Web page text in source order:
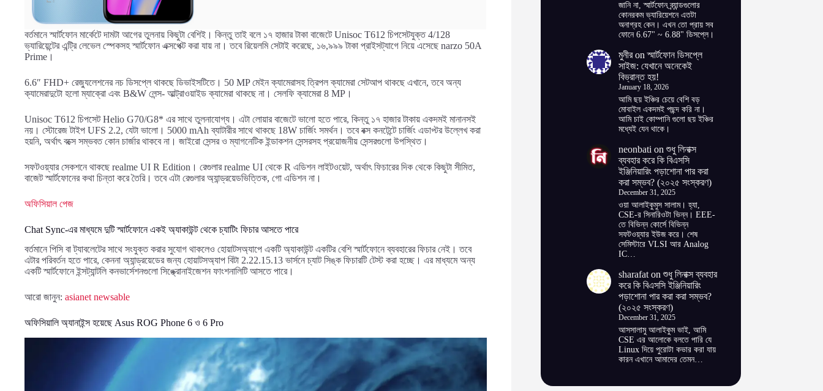
বর্তমানে স্মার্টফোন মার্কেটে দামটা আগের তুলনায় কিছুটা বেশিই। কিন্তু তাই বলে ১৭ হাজার টাকা বাজেটে Unisoc T612 চিপসেটযুক্ত 4/128
ভ্যারিয়েন্টের এন্ট্রি লেভেল স্পেকসহ স্মার্টফোন এক্সপেক্ট করা যায় না। তবে রিয়েলমি সেটাই করেছে, ১৬,৯৯৯ টাকা প্রাইসট্যাগে নিয়ে এসেছে narzo 50A
Prime।
6.6″ FHD+ রেজ্যুলেশনের নচ ডিসপ্লে থাকছে ডিভাইসটিতে। 50 MP মেইন ক্যামেরাসহ ত্রিপল ক্যামেরা সেটআপ থাকছে এখানে, তবে অন্য
ক্যামেরাদুটো হলো ম্যাক্রো এবং B&W লেন্স- আল্ট্রাওয়াইড ক্যামেরা থাকছে না। সেলফি ক্যামেরা 8 MP।
Unisoc T612 চিপসেট Helio G70/G8* এর সাথে তুলনাযোগ্য। এটা লোয়ার বাজেটে ভালো হতে পারে, কিন্তু ১৭ হাজার টাকায় একদমই মানানসই
নয়। স্টোরেজ টাইপ UFS 2.2, যেটা ভালো। 5000 mAh ব্যাটারীর সাথে থাকছে 18W চার্জিং সমর্থন। তবে বক্স কনটেন্টে চার্জিং এডাপ্টর উল্লেখ করা
হয়নি, অর্থাৎ বক্সে সম্ভবত কোন চার্জার থাকবে না। জাইরো সেন্সর ও ম্যাগনেটিক ইন্ডাকশন সেন্সরসহ প্রয়োজনীয় সেন্সরগুলো উপস্থিত।
সফটওয়্যার সেকশনে থাকছে realme UI R Edition। রেগুলার realme UI থেকে R এডিশন লাইটওয়েট, অর্থাৎ ফিচারের দিক থেকে কিছুটা সীমিত,
বাজেট স্মার্টফোনের কথা চিন্তা করে তৈরি। তবে এটা রেগুলার অ্যান্ড্রয়েডভিত্তিক, গো এডিশন না।
অফিসিয়াল পেজ
Chat Sync-এর মাধ্যমে দুটি স্মার্টফোনে একই অ্যাকাউন্ট থেকে চ্যাটিং ফিচার আসতে পারে
বর্তমানে পিসি বা ট্যাবলেটের সাথে সংযুক্ত করার সুযোগ থাকলেও হোয়াটসঅ্যাপে একটি অ্যাকাউন্ট একটির বেশি স্মার্টফোনে ব্যবহারের ফিচার নেই। তবে
এটার পরিবর্তন হতে পারে, কেননা অ্যান্ড্রয়েডের জন্য হোয়াটসঅ্যাপ বিটা 2.22.15.13 ভার্সনে চ্যাট সিঙ্ক ফিচারটি টেস্ট করা হচ্ছে। এর মাধ্যমে অন্য
একটি স্মার্টফোনে ইন্সট্যান্টলি কনভার্সেশনগুলো সিঙ্ক্রোনাইজেশন ফাংশনালিটি আসতে পারে।
আরো জানুন: asianet newsable
অফিসিয়ালি অ্যানাইন্স হয়েছে Asus ROG Phone 6 ও 6 Pro
জানি না, স্মার্টফোন ব্র্যান্ডগুলোর
কোনরকম ভ্যারিয়েশনে এতটা
অনাগ্রহ কেন। এখন তো প্রায় সব
ফোনে 6.67" ~ 6.88" ডিসপ্লে।
মুনীরonস্মার্টফোন ডিসপ্লে
সাইজ: যেখানে অনেকেই
বিভ্রান্ত হয়!
January 18, 2026
আমি ছয় ইঞ্চির চেয়ে বেশি বড়
মোবাইল একদমই পছন্দ করি না।
আমি চাই কোম্পানি গুলো ছয় ইঞ্চির
মধ্যেই যেন থাকে।
neonbati onশুধু লিনাক্স
ব্যবহার করে কি বিএসসি
ইঞ্জিনিয়ারিং পড়াশোনা পার করা
করা সম্ভব? (২০২৫ সংস্করণ)
December 31, 2025
ওয়া আলাইকুমুস সালাম। হ্যা,
CSE-র সিনারিওটা ভিন্ন। EEE-
তে বিভিন্ন কোর্সে বিভিন্ন
সফটওয়্যার ইউজ করে। শেষ
সেমিস্টারে VLSI আর Analog
IC…
sharafat onশুধু লিনাক্স ব্যবহার
করে কি বিএসসি ইঞ্জিনিয়ারিং
পড়াশোনা পার করা করা সম্ভব?
(২০২৫ সংস্করণ)
December 31, 2025
আসসালামু আলাইকুম ভাই, আমি
CSE এর আলোকে বলতে পারি যে
Linux দিয়ে পুরোটা কভার করা যায়
কারন এখানে আমাদের তেমন…